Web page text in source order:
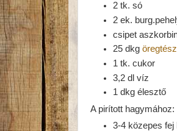
2 tk. só
2 ek.
csipet
25 dkg
1 tk. cukor
3,2 dl víz
1 dkg élesztő
A pirított hagymához:
3-4 közepes fej